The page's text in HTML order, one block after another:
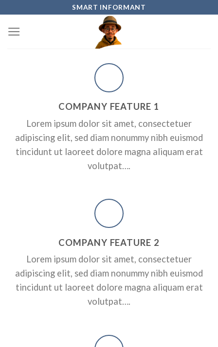
content
SMART INFORMANT
ADD SOME
nonummy nibh euismod
erat volutpat….
ut laoreet dolore magna
COMPANY FEATURE 1
Lorem ipsum dolor sit amet, consectetuer
adipiscing elit, sed diam nonummy nibh euismod
tincidunt ut laoreet dolore magna aliquam erat
volutpat….
COMPANY FEATURE 2
Lorem ipsum dolor sit amet, consectetuer
adipiscing elit, sed diam nonummy nibh euismod
tincidunt ut laoreet dolore magna aliquam erat
volutpat….